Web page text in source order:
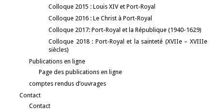
Colloque 2015 : Louis XIV et Port-Royal
Colloque 2016 : Le Christ à Port-Royal
Colloque 2017: Port-Royal et la République (1940-1629)
Colloque 2018 : Port-Royal et la sainteté (XVIIe – XVIIIe
siècles)
Publications en ligne
Page des publications en ligne
comptes rendus d’ouvrages
Contact
Contact